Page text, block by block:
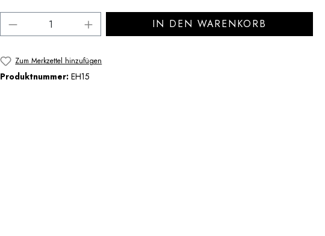
Produkt Anzahl: Gib den gewünschten Wert ein
IN DEN WARENKORB
Zum Merkzettel hinzufügen
Produktnummer: EH15